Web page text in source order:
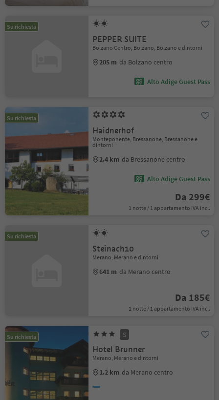
Su richiesta
PEPPER SUITE
Bolzano Centro, Bolzano, Bolzano e dintorni
205 m da Bolzano centro
Alto Adige Guest Pass
Su richiesta
Haidnerhof
Monteponente, Bressanone, Bressanone e
dintorni
2.4 km da Bressanone centro
Alto Adige Guest Pass
Da 299€
1 notte / 1 appartamento IVA incl.
Su richiesta
Steinach10
Merano, Merano e dintorni
641 m da Merano centro
Da 185€
1 notte / 1 appartamento IVA incl.
Su richiesta S
Hotel Brunner
Merano, Merano e dintorni
1.2 km da Merano centro